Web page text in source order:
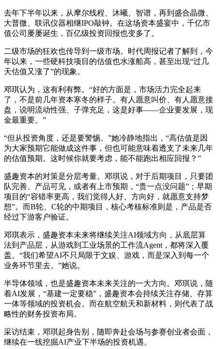
去年下半年以来，从摩尔线程、沐曦、智谱，再到盛合晶微、
大普微、联讯仪器相继IPO敲钟。在这场资本盛宴中，千亿市
值公司屡屡诞生，百亿级投资回报也变多了。
二级市场的狂欢也传导到一级市场。时代周报记者了解到，今
年以来，一些硬科技项目的估值也水涨船高，甚至出现“过几
天估值又涨了”的现象。
邓琪认为，这有利有弊。“好的方面是，市场活力完全起来
了，不是前几年资本寒冬的样子。有人愿意叫价、有人愿意接
盘，说明流动性强、子弹充足，这是好事——企业要发展，现
金最重要。”
“但从投资角度，还是要警惕。”她冷静地指出，“高估值是因
为大家预期它能做成这件事，但也可能意味着透支了未来几年
的估值预期。这时候你就要考虑，能不能跑出相应回报？”
盛趣资本的对策是分层考量。邓琪说，对于后期项目，只要团
队完善、产品可见，或者有上市预期，“贵一点没问题”；早期
项目的“容错率更高，我们觉得人好、方向好，就愿意支持梦
想”。而B轮、C轮的中期项目，核心考核标准则是，产品是否
经过下游客户验证。
邓琪表示，盛趣资本未来将继续关注AI领域方向，从底层算
法到产品层，从游戏到工业场景的工作流Agent，都将深入覆
盖。“我们希望AI不只局限于文娱、游戏，而是深入到每一个
业务环节里去。”她说。
半导体领域，也是盛趣资本未来关注的一大方向。邓琪说，随
着AI发展，“基建一定要稳”，盛趣资本会持续关注存储、存算
一体等领域的投资机会。而在航空航天和新材料，则代表了战
略性的财务投资布局。
采访结束，邓琪起身告别，随即奔赴会场与参赛创业者会面，
继续在一线挖掘AI产业下半场的投资机遇。